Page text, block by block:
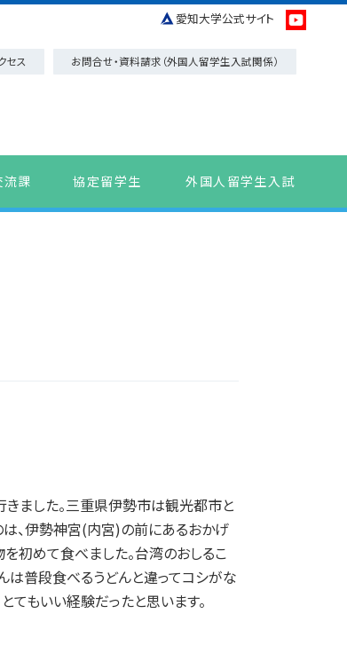
愛知大学公式サイト
セス お問合せ・資料請求（外国人留学生入試関係）
流課 協定留学生 外国人留学生入試
ました。三重県伊勢市は観光都市と
は、伊勢神宮(内宮)の前にあるおかげ
初めて食べました。台湾のおしるこ
は普段食べるうどんと違ってコシがな
てもいい経験だったと思います。